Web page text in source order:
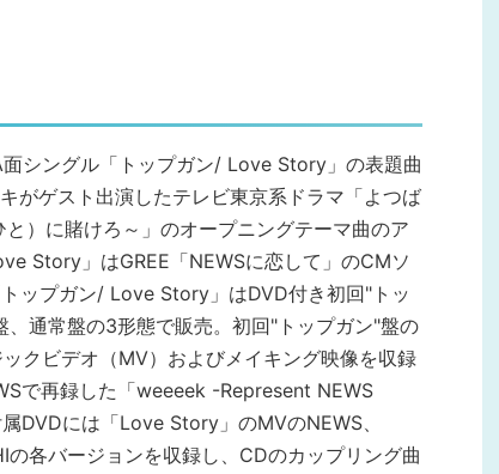
シングル「トップガン/ Love Story」の表題曲
がゲスト出演したテレビ東京系ドラマ「よつば
）に賭けろ～」のオープニングテーマ曲のア
Story」はGREE「NEWSに恋して」のCMソ
ップガン/ Love Story」はDVD付き初回"トッ
通常盤の3形態で販売。初回"トップガン"盤の
クビデオ（MV）およびメイキング映像を収録
で再録した「weeeek -Represent NEWS
DVDには「Love Story」のMVのNEWS、
の各バージョンを収録し、CDのカップリング曲